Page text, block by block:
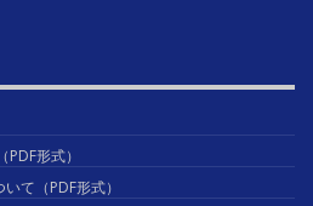
形式）
て（PDF形式）